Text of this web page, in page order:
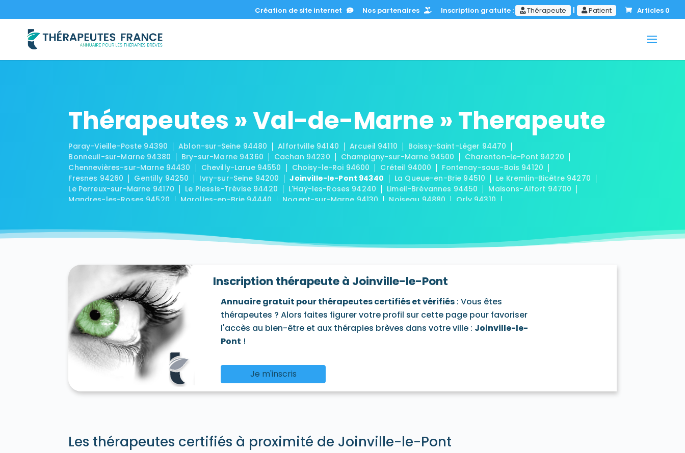
Création de site internet Nos partenaires Inscription gratuite : Thérapeute | Patient Articles 0
Thérapeutes » Val-de-Marne » Therapeute
Paray-Vieille-Poste 94390 Ablon-sur-Seine 94480 Alfortville 94140 Arcueil 94110
Boissy-Saint-Léger 94470
Bonneuil-sur-Marne 94380
Bry-sur-Marne 94360 Cachan 94230 Champigny-sur-Marne 94500
Charenton-le-Pont 94220
Chennevières-sur-Marne 94430
Chevilly-Larue 94550 Choisy-le-Roi 94600 Créteil 94000
Fontenay-sous-Bois 94120
Fresnes 94260
Gentilly 94250 Ivry-sur-Seine 94200 Joinville-le-Pont 94340 La Queue-en-Brie 94510
Le Kremlin-Bicêtre 94270
Le Perreux-sur-Marne 94170
Le Plessis-Trévise 94420 L'Haÿ-les-Roses 94240 Limeil-Brévannes 94450
Maisons-Alfort 94700
Mandres-les-Roses 94520
Marolles-en-Brie 94440 Nogent-sur-Marne 94130 Noiseau 94880
Orly 94310
Villecresnes 94440
Villejuif 94800
Vincennes 94300
Vitry-sur-Seine 94400
Inscription thérapeute à Joinville-le-Pont
Annuaire gratuit pour thérapeutes certifiés et vérifiés : Vous êtes
thérapeutes ? Alors faites figurer votre profil sur cette page pour favoriser
l'accès au bien-être et aux thérapies brèves dans votre ville : Joinville-le-
Pont !
Je m'inscris
Les thérapeutes certifiés à proximité de Joinville-le-Pont